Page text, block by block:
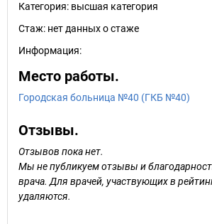
Категория: высшая категория
Стаж: нет данных о стаже
Информация:
Место работы.
Городская больница №40 (ГКБ №40)
Отзывы.
Отзывов пока нет.
Мы не публикуем отзывы и
врача. Для врачей, участвующих в
удаляются.